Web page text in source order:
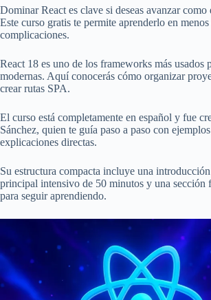
Dominar React es clave si deseas avanzar
Este curso gratis te permite aprenderlo en
complicaciones.
React 18 es uno de los frameworks más usados
modernas. Aquí conocerás cómo organizar
crear rutas SPA.
El curso está completamente en español y fue
Sánchez, quien te guía paso a paso con
explicaciones directas.
Su estructura compacta incluye una
principal intensivo de 50 minutos y una sección
para seguir aprendiendo.